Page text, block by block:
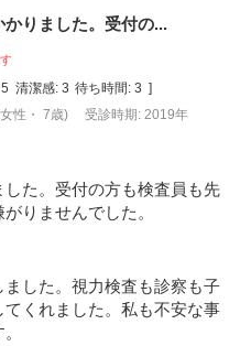
りました。受付の...
5 清潔感: 3 待ち時間: 3 ]
性・ 7歳) 受診時期: 2019年
た。受付の方も検査員も先
りませんでした。
した。視力検査も診察も子
くれました。私も不安な事